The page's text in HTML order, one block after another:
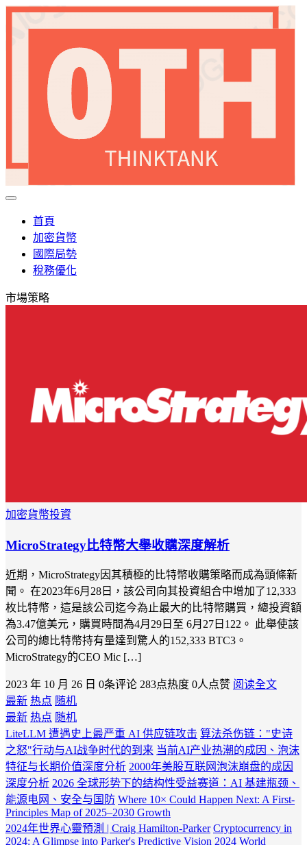
首頁
加密貨幣
國際局勢
稅務優化
市場策略
加密貨幣投資
MicroStrategy比特幣大舉收購深度解析
近期，MicroStrategy因其積極的比特幣收購策略而成為頭條新
聞。 在2023年6月28日，該公司向其投資組合中增加了12,333
枚比特幣，這是該公司迄今為止最大的比特幣購買，總投資額
為3.47億美元，購買時間為4月29日至 6月27日122。 此舉使該
公司的總比特幣持有量達到驚人的152,333 BTC3。
MicroStrategy的CEO Mic […]
2023 年 10 月 26 日 0条评论 283点热度 0人点赞 阅读全文
最新 热点 随机
最新 热点 随机
LiteLLM 遭遇史上最严重 AI 供应链攻击 算法杀伤链："史诗
之怒"行动与AI战争时代的到来 当前AI产业热潮的成因、泡沫
特征与长期价值深度分析 2000年美股互联网泡沫崩盘的成因
深度分析 2026 全球形势下的结构性受益赛道：AI 基建瓶颈、
能源电网、安全与国防 Where 10× Could Happen Next: A First-
Principles Map of 2025–2030 Growth
2024年世界心靈預測 | Craig Hamilton-Parker Cryptocurrency in
2024: A Glimpse into Parker's Predictive Vision 2024 World